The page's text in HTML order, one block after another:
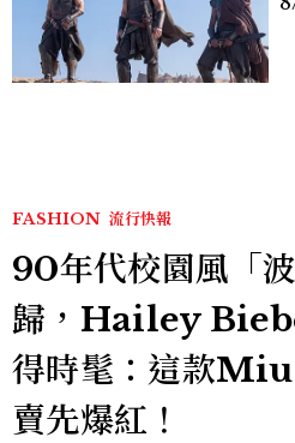
FASHION 流行快報
90年代校園風「
歸，Hailey
得時髦：這款
賣先爆紅！